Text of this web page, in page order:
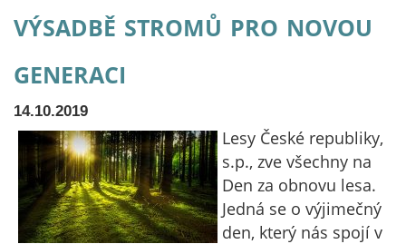
výsadbě stromů pro novou
generaci
14.10.2019
Lesy České republiky,
s.p., zve všechny na
Den za obnovu lesa.
Jedná se o výjimečný
den, který nás spojí v